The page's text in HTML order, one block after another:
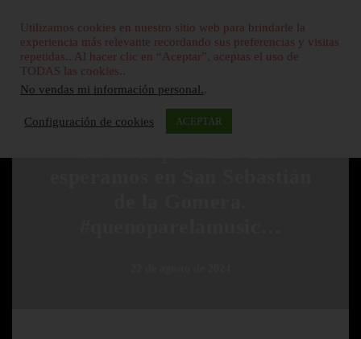
Utilizamos cookies en nuestro sitio web para brindarle la
experiencia más relevante recordando sus preferencias y visitas
repetidas.. Al hacer clic en “Aceptar”, aceptas el uso de
TODAS las cookies..
No vendas mi información personal..
Configuración de cookies ACEPTAR